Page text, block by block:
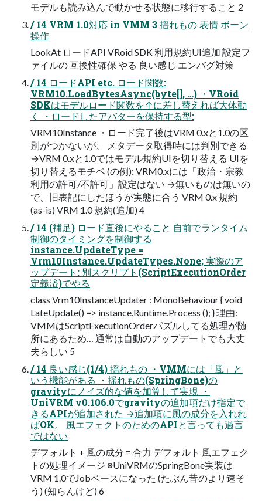
モデルも読み込んで動かせる状態に移行すること 2
/ 14 VRM 1.0対応 in VMM 3 揺れもの 表情 ボーン
操作
LookAt ロードAPI VRoid SDK 利用規約UI追加 設定フ
ァイルの 互換性確保 やる 良い感じ エンバグ対策
/ 14 ロードAPI etc. ロード関数:
VRM10.LoadBytesAsync(byte[], …) ・VRoid
SDKはモデルロード関数を↑に差し替えれば大体動
く ・ロードしたアバターを保持する型:
VRM10Instance ・ロード完了後はVRM 0.xと1.0の区
別がつかないが、 メタデータ取得時には判別できる
→VRM 0.xと1.0ではモデル規約UIを切り替える UIを
切り替えるモチベ (の例): VRM0.xには「政治・宗教
利用の許可/不許可」設定はない →無いものは無いの
で、旧表記にしたほうが実態に合う VRM 0.x 規約
(as-is) VRM 1.0 規約(追加) 4
/ 14 (補足) ロード直後にやること 自前でランタイム
制御のタイミングを制御する
instance.UpdateType =
Vrm10Instance.UpdateTypes.None; 実際のア
ップデート: 別スクリプト(ScriptExecutionOrder
定義済)でやる
class Vrm10InstanceUpdater : MonoBehaviour { void
LateUpdate() => instance.Runtime.Process (); } 理由:
VMMはScriptExecutionOrderパズルしてる処理が随
所にあるため… 通常は自動のアップデートでも大丈
夫らしい 5
/ 14 良い感じ(1/4) 揺れもの ・VMMには「風」と
いう機能がある ・揺れもの(SpringBone)の
gravityにノイズ的な値を加算して実現 ・
UniVRM v0.106.0でgravityの追加項だけ指定で
きるAPIが追加された →追加項に風の成分を入れれ
ばOK。 風エフェクトのためのAPIと言っても過言
ではない
デフォルト + 風の成分 = 合力 デフォルト 風エフェク
トの処理イメージ ※UniVRMのSpringBone実装は
VRM 1.0でJobベースになった (たぶん昔のより速そ
う) (知らんけど) 6